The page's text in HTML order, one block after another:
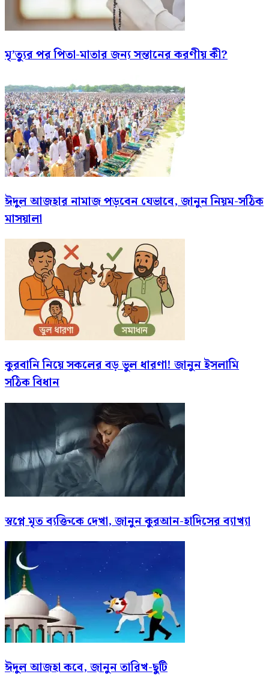
মৃ’ত্যুর পর পিতা-মাতার জন্য সন্তানের করণীয় কী?
ঈদুল আজহার নামাজ পড়বেন যেভাবে, জানুন নিয়ম-সঠিক
মাসয়ালা
কুরবানি নিয়ে সকলের বড় ভুল ধারণা! জানুন ইসলামি
সঠিক বিধান
স্বপ্নে মৃত ব্যক্তিকে দেখা, জানুন কুরআন-হাদিসের ব্যাখ্যা
ঈদুল আজহা কবে, জানুন তারিখ-ছুটি